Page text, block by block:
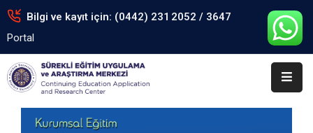
Bilgi ve kayıt için: (0442) 231 2052 / 3647
Portal
Anasayfa
Kurumsal
Eğitimler